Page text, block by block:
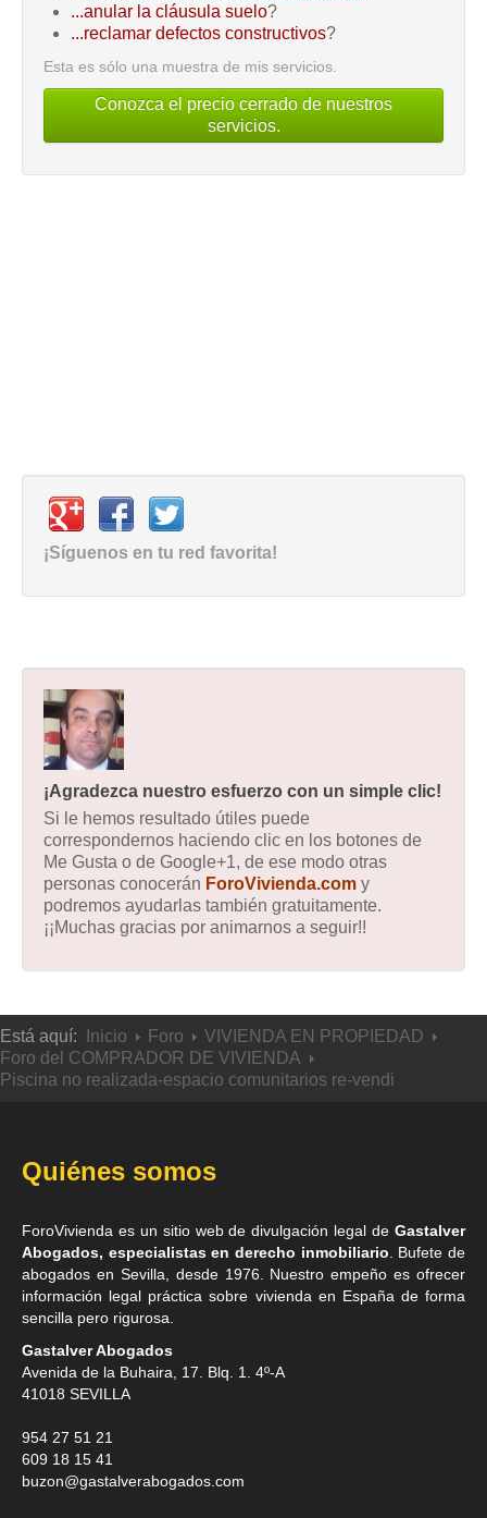
...anular la cláusula suelo?
...reclamar defectos constructivos?
Esta es sólo una muestra de mis servicios.
Conozca el precio cerrado de nuestros
servicios.
¡Síguenos en tu red favorita!
¡Agradezca nuestro esfuerzo con un simple clic!
Si le hemos resultado útiles puede
correspondernos haciendo clic en los botones de
Me Gusta o de Google+1, de ese modo otras
personas conocerán ForoVivienda.com y
podremos ayudarlas también gratuitamente.
¡¡Muchas gracias por animarnos a seguir!!
Está aquí: Inicio Foro
VIVIENDA EN PROPIEDAD
Foro del COMPRADOR DE VIVIENDA
Piscina no realizada-espacio comunitarios re-vendi
Quiénes somos
ForoVivienda es un sitio web de divulgación legal de Gastalver
Abogados, especialistas en derecho inmobiliario . Bufete de
abogados en Sevilla , desde 1976. Nuestro empeño es ofrecer
información legal práctica sobre vivienda en España de forma
sencilla pero rigurosa.
Gastalver Abogados
Avenida de la Buhaira, 17. Blq. 1. 4º-A
41018 SEVILLA
954 27 51 21
609 18 15 41
buzon@gastalverabogados.com